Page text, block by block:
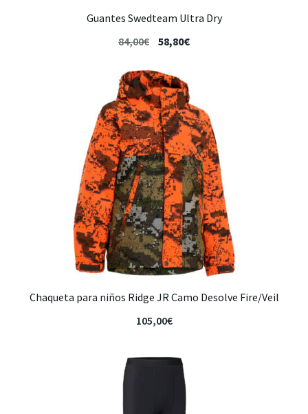
Guantes Swedteam Ultra Dry
84,00€ 58,80€
Chaqueta para niños Ridge JR Camo Desolve Fire/Veil
105,00€